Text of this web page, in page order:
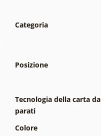
Categoria
Posizione
Tecnologia della carta da
parati
Colore